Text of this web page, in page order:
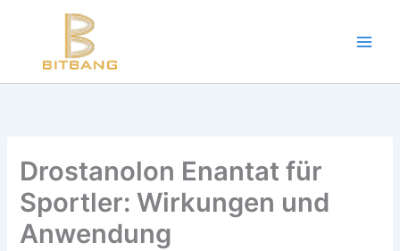
Progressive Overload -
https://en.wikipedia.org/wiki/
WADA Code -https://www.wada-ama.org/en/resources/world-
Training Frequency -https://www.youtube.com/
Drostanolon Enantat für
Sportler: Wirkungen und
Anwendung